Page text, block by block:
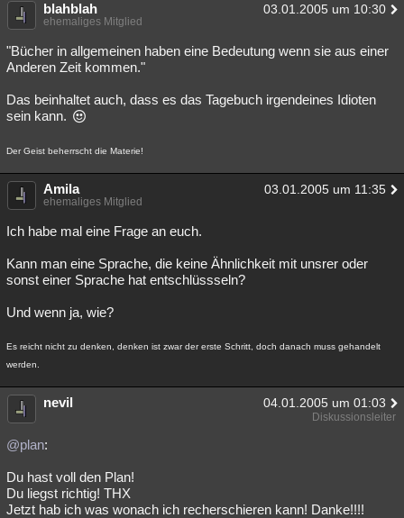
blahblah 03.01.2005 um 10:30
ehemaliges Mitglied
"Bücher in allgemeinen haben eine Bedeutung wenn sie aus einer
Anderen Zeit kommen."
Das beinhaltet auch, dass es das Tagebuch irgendeines Idioten
sein kann.
Der Geist beherrscht die Materie!
Amila 03.01.2005 um 11:35
ehemaliges Mitglied
Ich habe mal eine Frage an euch.
Kann man eine Sprache, die keine Ähnlichkeit mit unsrer oder
sonst einer Sprache hat entschlüssseln?
Und wenn ja, wie?
Es reicht nicht zu denken, denken ist zwar der erste Schritt, doch danach muss gehandelt
werden.
nevil 04.01.2005 um 01:03
Diskussionsleiter
@plan:
Du hast voll den Plan!
Du liegst richtig! THX
Jetzt hab ich was wonach ich recherschieren kann! Danke!!!!